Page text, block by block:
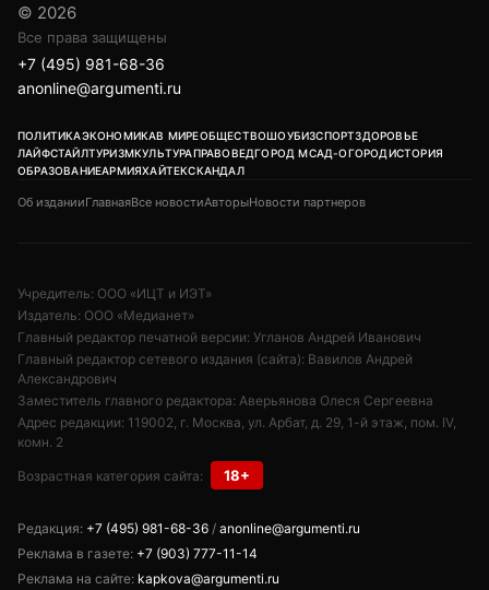
© 2026
Все права защищены
+7 (495) 981-68-36
anonline@argumenti.ru
ПОЛИТИКАЭКОНОМИКАВ МИРЕОБЩЕСТВОШОУБИЗСПОРТЗДОРОВЬЕ
ЛАЙФСТАЙЛТУРИЗМКУЛЬТУРАПРАВОВЕДГОРОД МСАД-ОГОРОДИСТОРИЯ
ОБРАЗОВАНИЕАРМИЯХАЙТЕКСКАНДАЛ
Об изданииГлавнаяВсе новостиАвторыНовости партнеров
Учредитель: ООО «ИЦТ и ИЭТ»
Издатель: ООО «Медианет»
Главный редактор печатной версии: Угланов Андрей Иванович
Главный редактор сетевого издания (сайта): Вавилов Андрей
Александрович
Заместитель главного редактора: Аверьянова Олеся Сергеевна
Адрес редакции: 119002, г. Москва, ул. Арбат, д. 29, 1-й этаж, пом. IV,
комн. 2
Возрастная категория сайта: 18+
Редакция: +7 (495) 981-68-36 / anonline@argumenti.ru
Реклама в газете: +7 (903) 777-11-14
Реклама на сайте: kapkova@argumenti.ru